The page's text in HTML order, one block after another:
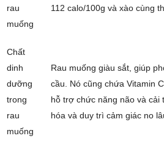
rau
muống
112 calo/100g và xào cùng
Chất
dinh
dưỡng
trong
rau
muống
Rau muống giàu sắt, giúp
cầu. Nó cũng chứa Vitamin
hỗ trợ chức năng não và cải
hóa và duy trì cảm giác no